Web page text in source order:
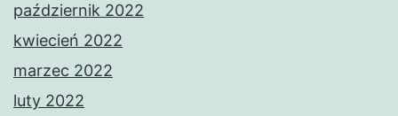
październik 2022
kwiecień 2022
marzec 2022
luty 2022